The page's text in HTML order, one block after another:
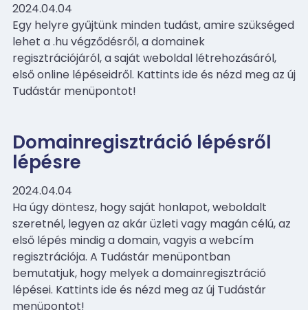
2024.04.04
Egy helyre gyűjtünk minden tudást, amire szükséged
lehet a .hu végződésről, a domainek
regisztrációjáról, a saját weboldal létrehozásáról,
első online lépéseidről. Kattints ide és nézd meg az új
Tudástár menüpontot!
Domainregisztráció lépésről
lépésre
2024.04.04
Ha úgy döntesz, hogy saját honlapot, weboldalt
szeretnél, legyen az akár üzleti vagy magán célú, az
első lépés mindig a domain, vagyis a webcím
regisztrációja. A Tudástár menüpontban
bemutatjuk, hogy melyek a domainregisztráció
lépései. Kattints ide és nézd meg az új Tudástár
menüpontot!